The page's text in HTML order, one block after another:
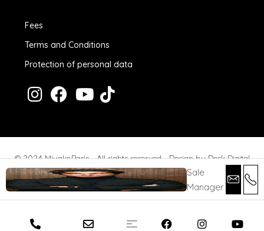
Sale
Manager
Fees
Terms and Conditions
Protection of personal data
© 2024 MiyakoParis - All rights reserved -Design by Desk Digital
Fees Terms and Conditions